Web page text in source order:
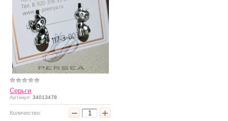
Серьги
Артикул: 34013478
Количество: − +